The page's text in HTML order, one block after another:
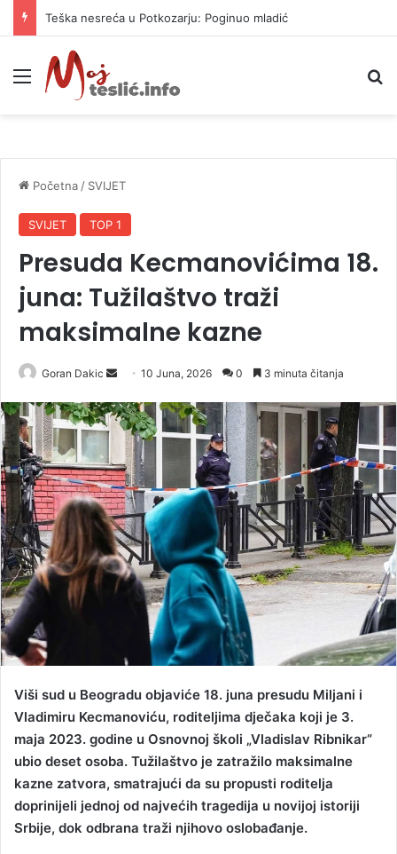
Teška nesreća u Potkozarju: Poginuo mladić
Meni
Početna / SVIJET
SVIJET TOP 1
Presuda Kecmanovićima 18.
juna: Tužilaštvo traži
maksimalne kazne
Goran Dakic
n
n
e
m
a
i
l
10 Juna, 2026 0 3 minuta čitanja
Viši sud u Beogradu objaviće 18. juna presudu Miljani i
Vladimiru Kecmanoviću, roditeljima dječaka koji je 3.
maja 2023. godine u Osnovnoj školi „Vladislav Ribnikar“
ubio deset osoba. Tužilaštvo je zatražilo maksimalne
kazne zatvora, smatrajući da su propusti roditelja
doprinijeli jednoj od najvećih tragedija u novijoj istoriji
Srbije, dok odbrana traži njihovo oslobađanje.